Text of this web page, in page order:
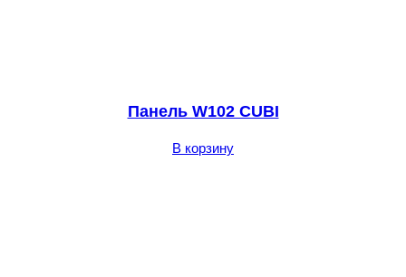
Панель W102 CUBI
В корзину